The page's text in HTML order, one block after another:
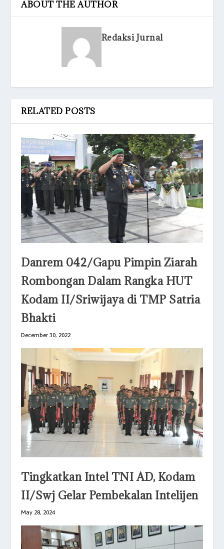
ABOUT THE AUTHOR
Redaksi Jurnal
RELATED POSTS
Danrem 042/Gapu Pimpin Ziarah
Rombongan Dalam Rangka HUT
Kodam II/Sriwijaya di TMP Satria
Bhakti
December 30, 2022
Tingkatkan Intel TNI AD, Kodam
II/Swj Gelar Pembekalan Intelijen
May 28, 2024